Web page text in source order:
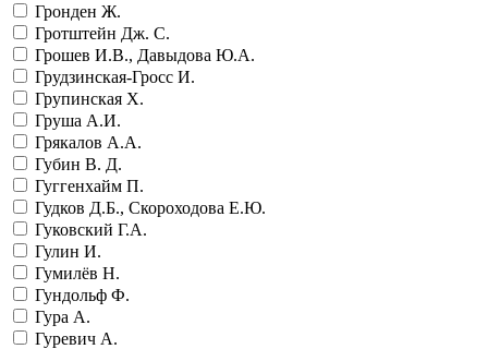
Гронден Ж.
Гротштейн Дж. С.
Грошев И.В., Давыдова Ю.А.
Грудзинская-Гросс И.
Групинская Х.
Груша А.И.
Грякалов А.А.
Губин В. Д.
Гуггенхайм П.
Гудков Д.Б., Скороходова Е.Ю.
Гуковский Г.А.
Гулин И.
Гумилёв Н.
Гундольф Ф.
Гура А.
Гуревич А.